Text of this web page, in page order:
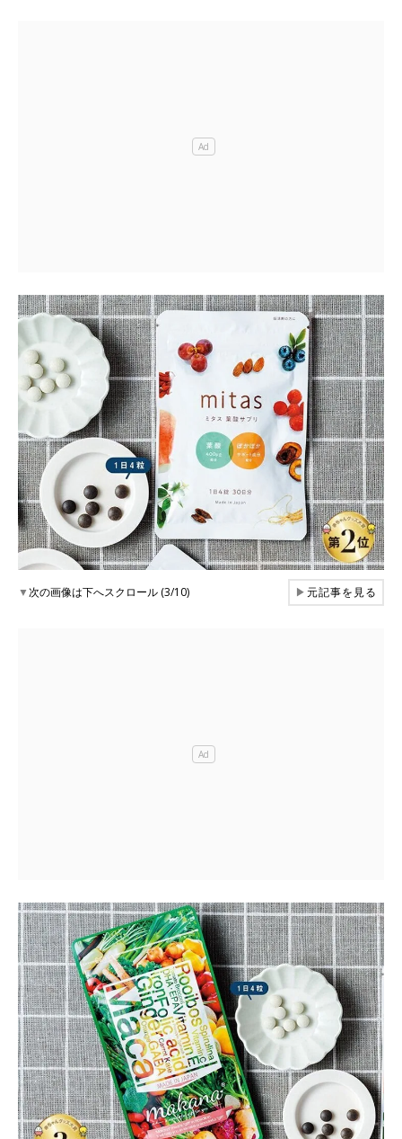
▼次の画像は下へスクロール (3/10) ▶元記事を見る